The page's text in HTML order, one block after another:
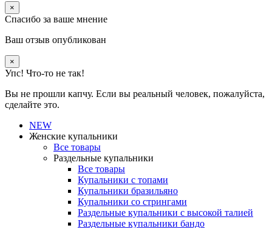
×
Спасибо за ваше мнение
Ваш отзыв опубликован
×
Упс! Что-то не так!
Вы не прошли капчу. Если вы реальный человек, пожалуйста,
сделайте это.
NEW
Женские купальники
Все товары
Раздельные купальники
Все товары
Купальники с топами
Купальники бразильяно
Купальники со стрингами
Раздельные купальники с высокой талией
Раздельные купальники бандо